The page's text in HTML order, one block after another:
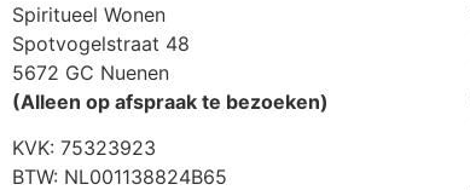
Spiritueel Wonen
Spotvogelstraat 48
5672 GC Nuenen
(Alleen op afspraak te bezoeken)
KVK: 75323923
BTW: NL001138824B65